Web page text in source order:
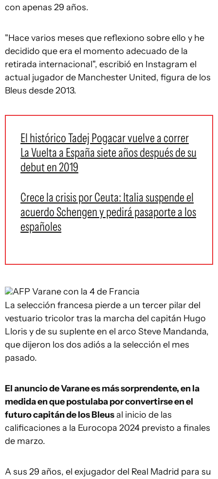
con apenas 29 años.
"Hace varios meses que reflexiono sobre ello y he
decidido que era el momento adecuado de la
retirada internacional", escribió en Instagram el
actual jugador de Manchester United, figura de los
Bleus desde 2013.
El histórico Tadej Pogacar vuelve a correr
La Vuelta a España siete años después de su
debut en 2019
Crece la crisis por Ceuta: Italia suspende el
acuerdo Schengen y pedirá pasaporte a los
españoles
AFP Varane con la 4 de Francia
La selección francesa pierde a un tercer pilar del
vestuario tricolor tras la marcha del capitán Hugo
Lloris y de su suplente en el arco Steve Mandanda,
que dijeron los dos adiós a la selección el mes
pasado.
El anuncio de Varane es más sorprendente, en la
medida en que postulaba por convertirse en el
futuro capitán de los Bleusal inicio de las
calificaciones a la Eurocopa 2024 previsto a finales
de marzo.
A sus 29 años, el exjugador del Real Madrid para su